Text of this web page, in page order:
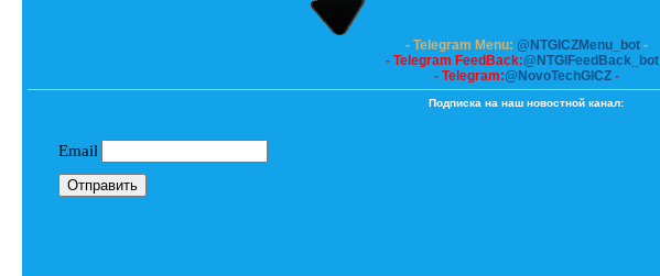
- Telegram Menu: @NTGICZMenu_bot-
- Telegram FeedBack:@NTGIFeedBack_bot
- Telegram:@NovoTechGICZ-
Подписка на наш новостной канал: